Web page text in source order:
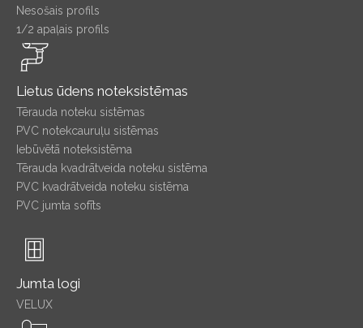
Nesošais profils
1/2 apaļais profils
Lietus ūdens noteksistēmas
Tērauda noteku sistēmas
PVC notekcauruļu sistēmas
Iebūvētā noteksistēma
Tērauda kvadrātveida noteku sistēma
PVC kvadrātveida noteku sistēma
PVC jumta sofīts
Jumta logi
VELUX